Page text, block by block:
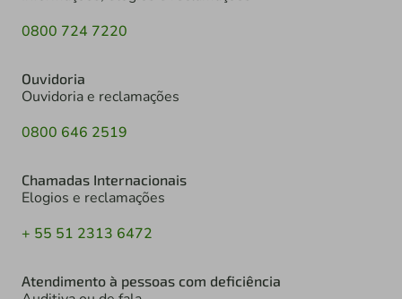
0800 724 7220
Ouvidoria
Ouvidoria e reclamações
0800 646 2519
Chamadas Internacionais
Elogios e reclamações
+ 55 51 2313 6472
Atendimento à pessoas com deficiência